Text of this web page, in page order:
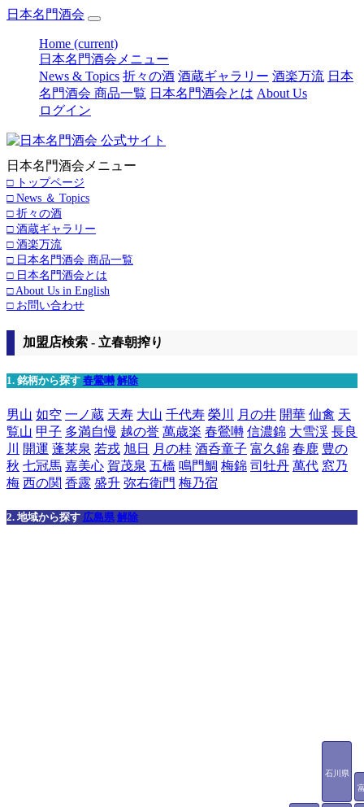
日本名門酒会
Home (current)
日本名門酒会メニュー
News & Topics 折々の酒 酒蔵ギャラリー 酒楽万流 日本
名門酒会 商品一覧 日本名門酒会とは About Us
ログイン
日本名門酒会メニュー
□ トップページ
□ News ＆ Topics
□ 折々の酒
□ 酒蔵ギャラリー
□ 酒楽万流
□ 日本名門酒会 商品一覧
□ 日本名門酒会とは
□ About Us in English
□ お問い合わせ
加盟店検索 - 立春朝搾り
1. 銘柄から探す 春鶯囀 解除
男山 如空 一ノ蔵 天寿 大山 千代寿 榮川 月の井 開華 仙禽 天
覧山 甲子 多満自慢 越の誉 萬歳楽 春鶯囀 信濃錦 大雪渓 長良
川
開運 蓬莱泉 若戎 旭日 月の桂 酒呑童子 富久錦 春鹿 豊の
秋 七冠馬 嘉美心 賀茂泉 五橋 鳴門鯛 梅錦 司牡丹 萬代 窓乃
梅 西の関 香露 盛升 弥右衛門 梅乃宿
2. 地域から探す 広島県 解除
石川県